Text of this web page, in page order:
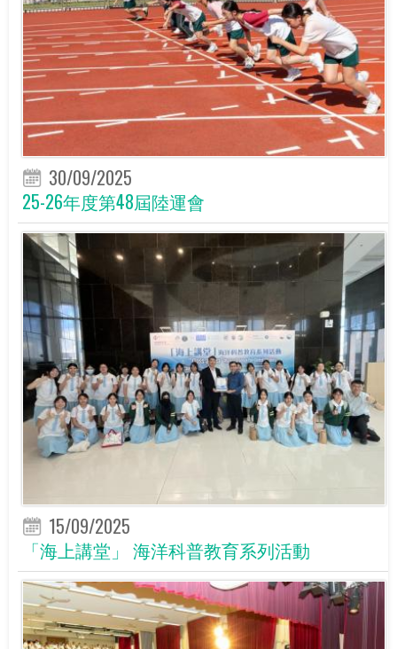
30/09/2025
25-26年度第48屆陸運會
15/09/2025
「海上講堂」 海洋科普教育系列活動